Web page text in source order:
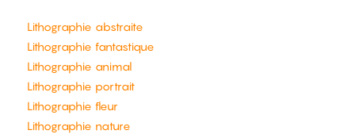
Lithographie abstraite
Lithographie fantastique
Lithographie animal
Lithographie portrait
Lithographie fleur
Lithographie nature